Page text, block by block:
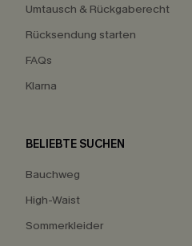
Umtausch & Rückgaberecht
Rücksendung starten
FAQs
Klarna
BELIEBTE SUCHEN
Bauchweg
High-Waist
Sommerkleider